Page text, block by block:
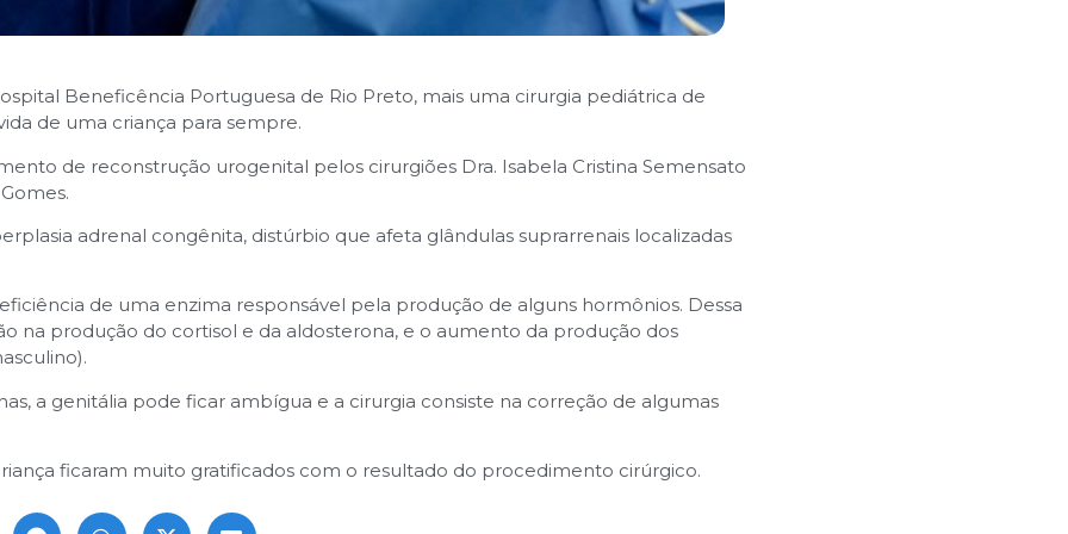
Beneficência Portuguesa de Rio Preto, mais uma cirurgia pediátrica de
de uma criança para sempre.
de reconstrução urogenital pelos cirurgiões Dra. Isabela Cristina Semensato
adrenal congênita, distúrbio que afeta glândulas suprarrenais localizadas
de uma enzima responsável pela produção de alguns hormônios. Dessa
na produção do cortisol e da aldosterona, e o aumento da produção dos
a genitália pode ficar ambígua e a cirurgia consiste na correção de algumas
ficaram muito gratificados com o resultado do procedimento cirúrgico.